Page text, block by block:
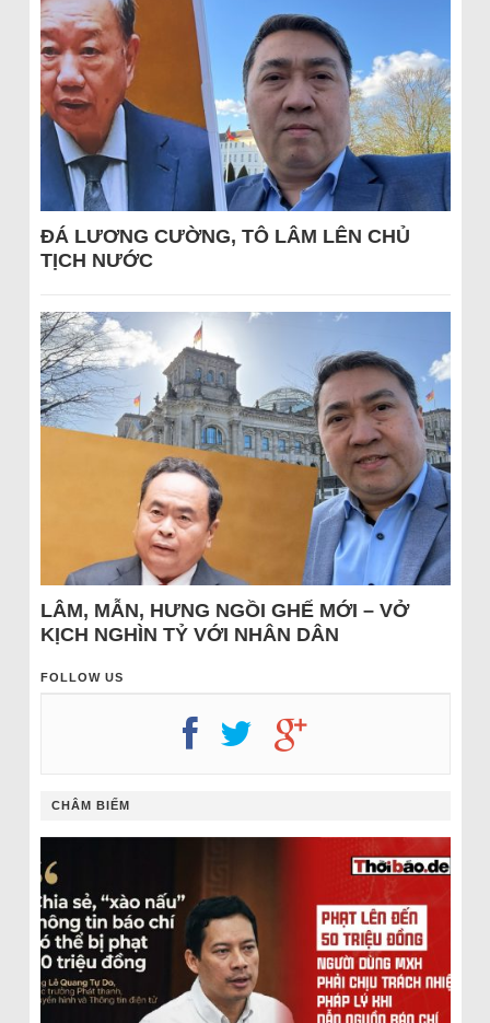
ĐÁ LƯƠNG CƯỜNG, TÔ LÂM LÊN CHỦ
TỊCH NƯỚC
LÂM, MẪN, HƯNG NGỒI GHẾ MỚI – VỞ
KỊCH NGHÌN TỶ VỚI NHÂN DÂN
FOLLOW US
CHÂM BIẾM